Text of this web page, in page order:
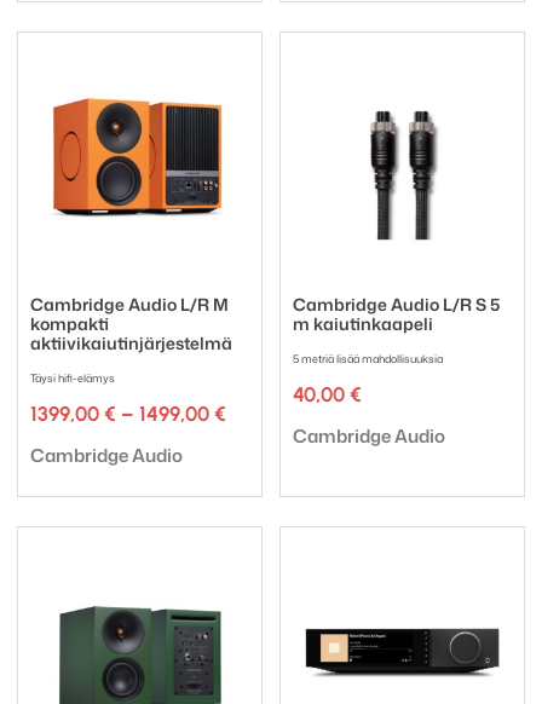
Cambridge Audio L/R M
kompakti
aktiivikaiutinjärjestelmä
Täysi hifi-elämys
1399,00 € – 1499,00 €
1399,00 €
Tuotemerkki:
Cambridge Audio
Cambridge Audio L/R S 5
m kaiutinkaapeli
5 metriä lisää mahdollisuuksia
40,00 €
Tuotemerkki:
Cambridge Audio